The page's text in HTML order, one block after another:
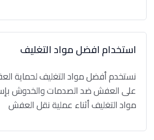
استخدام افضل مواد التغليف
نستخدم أفضل مواد التغليف لحماية
على العفش ضد الصدمات والخدوش
مواد التغليف أثناء عملية نقل العفش